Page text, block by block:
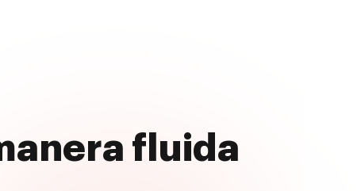
fluida